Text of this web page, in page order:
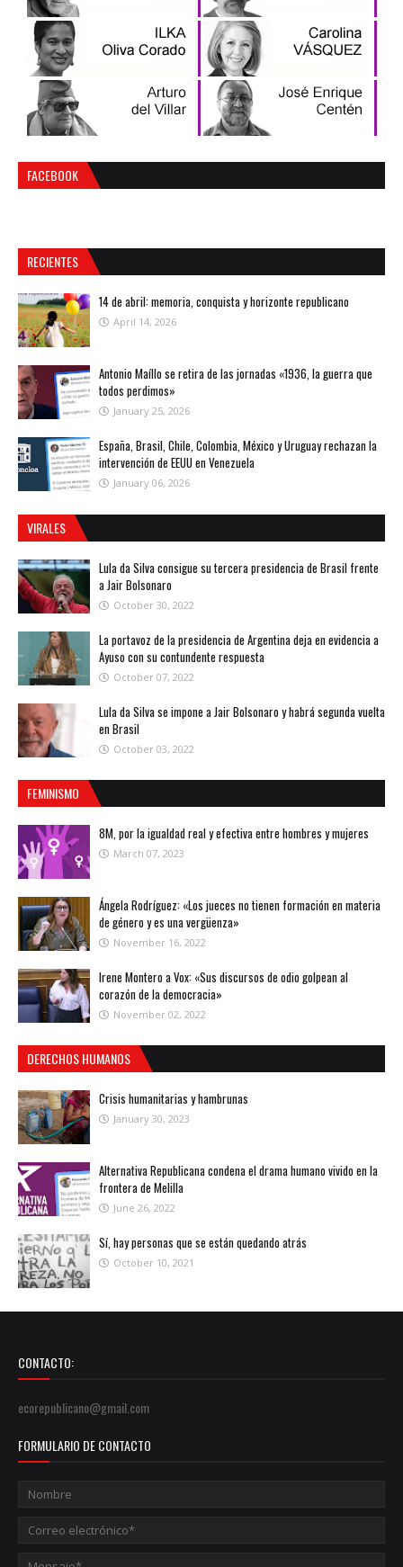
FACEBOOK
RECIENTES
14 de abril: memoria, conquista y horizonte republicano
April 14, 2026
Antonio Maíllo se retira de las jornadas «1936, la guerra que
todos perdimos»
January 25, 2026
España, Brasil, Chile, Colombia, México y Uruguay rechazan la
intervención de EEUU en Venezuela
January 06, 2026
VIRALES
Lula da Silva consigue su tercera presidencia de Brasil frente
a Jair Bolsonaro
October 30, 2022
La portavoz de la presidencia de Argentina deja en evidencia a
Ayuso con su contundente respuesta
October 07, 2022
Lula da Silva se impone a Jair Bolsonaro y habrá segunda vuelta
en Brasil
October 03, 2022
FEMINISMO
8M, por la igualdad real y efectiva entre hombres y mujeres
March 07, 2023
Ángela Rodríguez: «Los jueces no tienen formación en materia
de género y es una vergüenza»
November 16, 2022
Irene Montero a Vox: «Sus discursos de odio golpean al
corazón de la democracia»
November 02, 2022
DERECHOS HUMANOS
Crisis humanitarias y hambrunas
January 30, 2023
Alternativa Republicana condena el drama humano vivido en la
frontera de Melilla
June 26, 2022
Sí, hay personas que se están quedando atrás
October 10, 2021
CONTACTO:
ecorepublicano@gmail.com
FORMULARIO DE CONTACTO